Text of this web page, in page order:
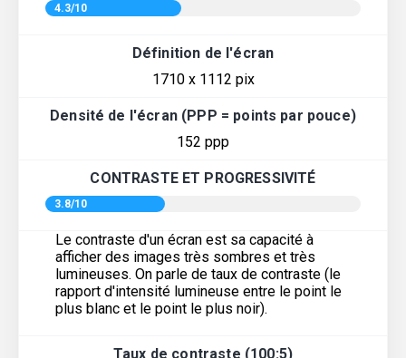
4.3/10
Définition de l'écran
1710 x 1112 pix
Densité de l'écran (PPP = points par pouce)
152 ppp
CONTRASTE ET PROGRESSIVITÉ
3.8/10
Le contraste d'un écran est sa capacité à
afficher des images très sombres et très
lumineuses. On parle de taux de contraste (le
rapport d'intensité lumineuse entre le point le
plus blanc et le point le plus noir).
Taux de contraste (100:5)